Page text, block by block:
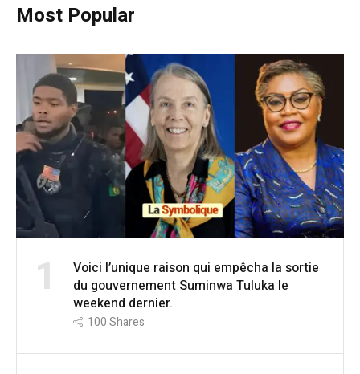
Most Popular
1
Voici l’unique raison qui empêcha la sortie
du gouvernement Suminwa Tuluka le
weekend dernier.
100Shares